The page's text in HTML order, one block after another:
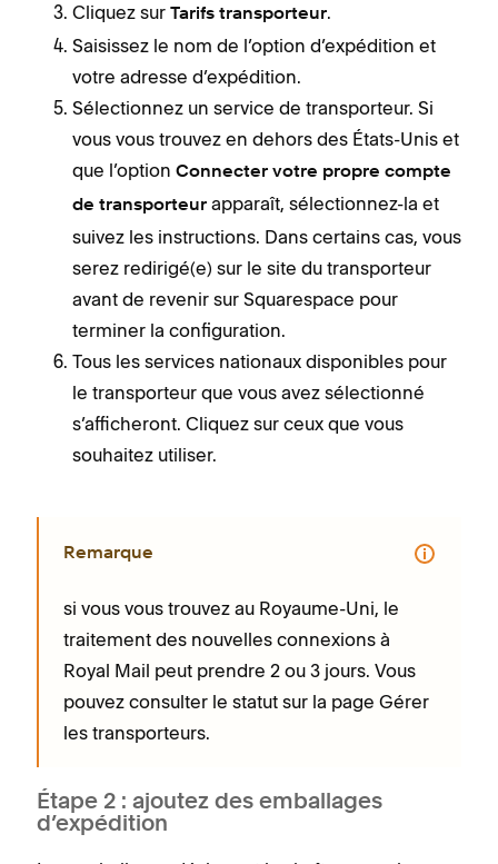
Cliquez sur Tarifs transporteur.
Saisissez le nom de l’option d’expédition et
votre adresse d’expédition.
Sélectionnez un service de transporteur. Si
vous vous trouvez en dehors des États-Unis et
que l’option Connecter votre propre compte
de transporteur apparaît, sélectionnez-la et
suivez les instructions. Dans certains cas, vous
serez redirigé(e) sur le site du transporteur
avant de revenir sur Squarespace pour
terminer la configuration.
Tous les services nationaux disponibles pour
le transporteur que vous avez sélectionné
s’afficheront. Cliquez sur ceux que vous
souhaitez utiliser.
Remarque
si vous vous trouvez au Royaume-Uni, le
traitement des nouvelles connexions à
Royal Mail peut prendre 2 ou 3 jours. Vous
pouvez consulter le statut sur la page Gérer
les transporteurs.
Étape 2 : ajoutez des emballages
d’expédition